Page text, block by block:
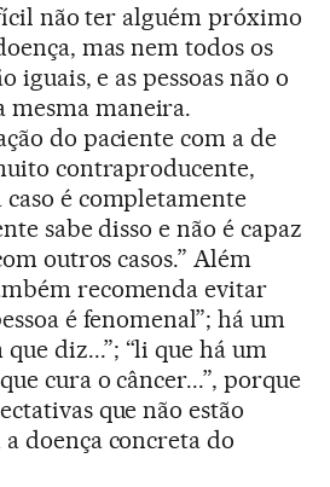
não ter alguém próximo
mas nem todos os
iguais, e as pessoas não o
maneira.
do paciente com a de
contraproducente,
caso é completamente
sabe disso e não é capaz
outros casos.” Além
recomenda evitar
é fenomenal”; há um
diz...”; “li que há um
cura o câncer...”, porque
que não estão
doença concreta do